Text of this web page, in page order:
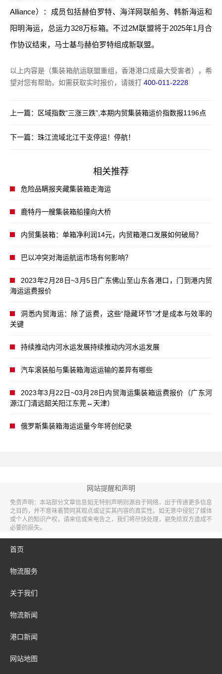
Alliance）：成员包括赫伯罗特、海洋网联船务、韩新海运和
阳明海运，总运力328万标箱。不过2M联盟将于2025年1月合
作协议结束，马士基与赫伯罗特组成新联盟。
以上内容是（集装箱航运联盟重组，香港港口成最大受害者），希
望对您有帮助。如需获取实时报价，请拨打 400-011-2228
上一篇： 区域指数“三涨三跌”,本期内贸集装箱运价指数报1196点
下一篇： 珠江流域北江干支停运！停航！
相关推荐
危险品瞒报夹藏集装箱走海运
鹿特丹一艘集装箱船撞向大桥
内贸集装箱：单箱净利润14元，内贸箱港口发展如何破局？
巴以冲突对海运航运市场有何影响？
2023年2月28日~3月5日广东佛山至山东各港口，门到港内贸
海运运费报价
洞悉内贸海运：除了运费，这些“隐藏环节”才是成本与效率的
关键
持续推动内河水运发展持续推动内河水运发展
汽车滚装船与集装箱海运运输的差异有哪些
2023年3月22日~03月28日内贸海运集装箱运费报价（广东河
源江门清远韶关阳江东莞↔天津）
俄罗斯集装箱海运运量今年将创纪录
网站提醒和声明
免责声明：本站部分文章信息如无特别声明则源自于网络，出于传递更多信息
之目的，并不意味着赞同其观点或证实其内容的真实性。如无意中侵犯了媒体
或个人的知识产权，请来信或来电告之，我们将尽快处理，避免给双方造成不
必要的损失。
首页
物流服务
关于我们
物流新闻
港口新闻
网站地图